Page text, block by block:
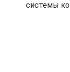
системы